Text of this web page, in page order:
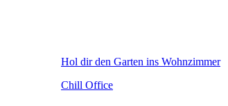
Hol dir den Garten ins Wohnzimmer
Chill Office